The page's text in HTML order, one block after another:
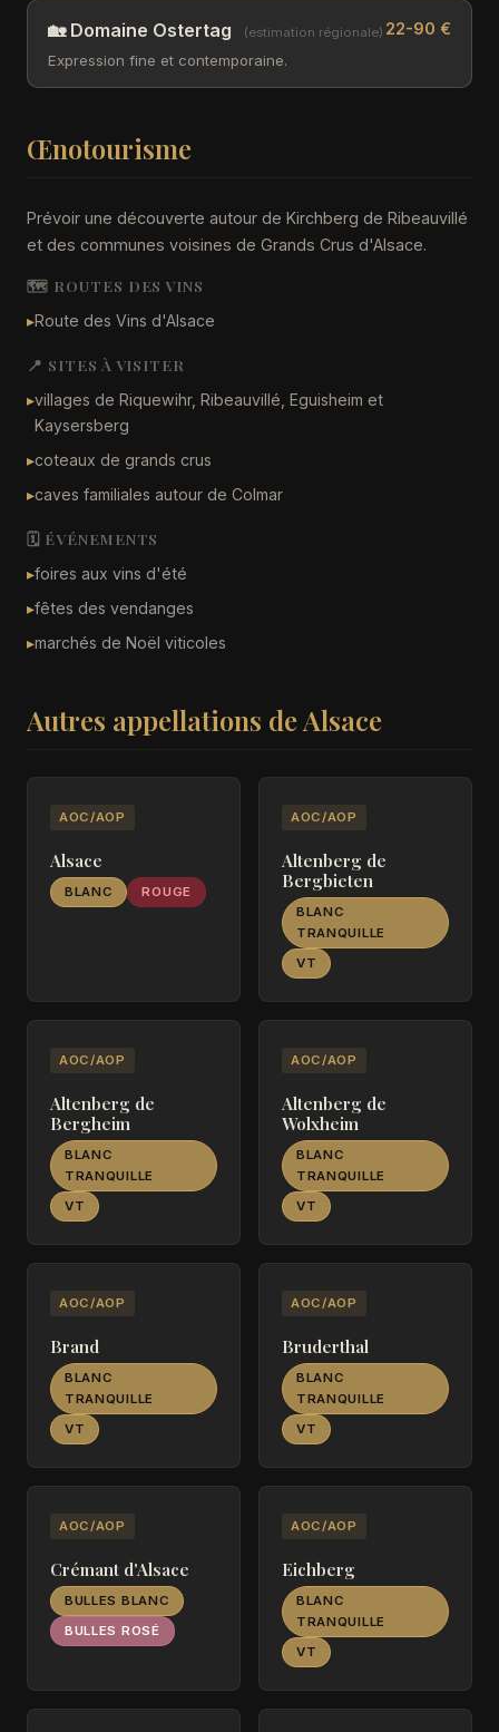
🏡 Domaine Ostertag (estimation régionale)
Expression fine et contemporaine.
22-90 €
Œnotourisme
Prévoir une découverte autour de Kirchberg de Ribeauvillé
et des communes voisines de Grands Crus d'Alsace.
🗺️ ROUTES DES VINS
▸Route des Vins d'Alsace
📍 SITES À VISITER
▸villages de Riquewihr, Ribeauvillé, Eguisheim et
Kaysersberg
▸coteaux de grands crus
▸caves familiales autour de Colmar
🗓️ ÉVÉNEMENTS
▸foires aux vins d'été
▸fêtes des vendanges
▸marchés de Noël viticoles
Autres appellations de Alsace
AOC/AOP
Alsace
BLANC ROUGE
AOC/AOP
Altenberg de
Bergbieten
BLANC
TRANQUILLE
VT
AOC/AOP
Altenberg de
Bergheim
BLANC
TRANQUILLE
VT
AOC/AOP
Altenberg de
Wolxheim
BLANC
TRANQUILLE
VT
AOC/AOP
Brand
BLANC
TRANQUILLE
VT
AOC/AOP
Bruderthal
BLANC
TRANQUILLE
VT
AOC/AOP
Crémant d'Alsace
BULLES BLANC
BULLES ROSÉ
AOC/AOP
Eichberg
BLANC
TRANQUILLE
VT